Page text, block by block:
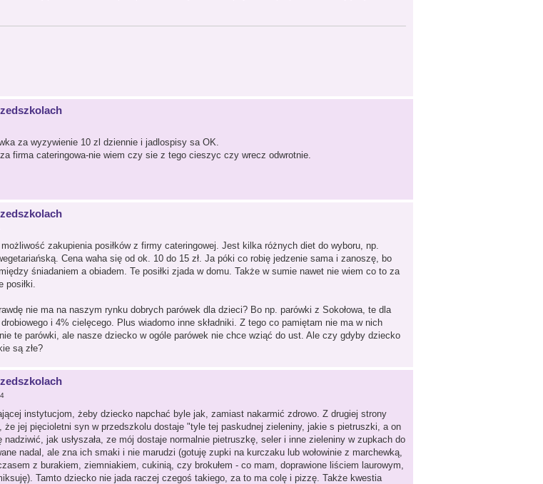
za wyzywienie 10 zl dziennie i jadlospisy sa OK.
firma cateringowa-nie wiem czy sie z tego cieszyc czy wrecz odwrotnie.
zakupienia posiłków z firmy cateringowej. Jest kilka różnych diet do wyboru, np.
Cena waha się od ok. 10 do 15 zł. Ja póki co robię jedzenie sama i zanoszę, bo
śniadaniem a obiadem. Te posiłki zjada w domu. Także w sumie nawet nie wiem co to za
posiłki.
nie ma na naszym rynku dobrych parówek dla dzieci? Bo np. parówki z Sokołowa, te dla
i 4% cielęcego. Plus wiadomo inne składniki. Z tego co pamiętam nie ma w nich
te parówki, ale nasze dziecko w ogóle parówek nie chce wziąć do ust. Ale czy gdyby dziecko
są złe?
instytucjom, żeby dziecko napchać byle jak, zamiast nakarmić zdrowo. Z drugiej strony
że jej pięcioletni syn w przedszkolu dostaje "tyle tej paskudnej zieleniny, jakie s pietruszki, a on
nadziwić, jak usłyszała, ze mój dostaje normalnie pietruszkę, seler i inne zieleniny w zupkach do
nadal, ale zna ich smaki i nie marudzi (gotuję zupki na kurczaku lub wołowinie z marchewką,
z burakiem, ziemniakiem, cukinią, czy brokułem - co mam, doprawione liściem laurowym,
Tamto dziecko nie jada raczej czegoś takiego, za to ma colę i pizzę. Także kwestia